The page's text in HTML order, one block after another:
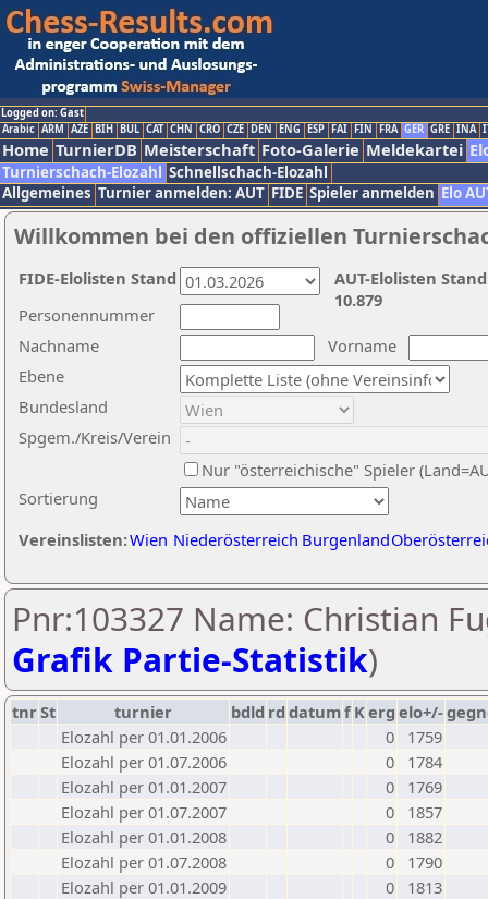
Logged on: Gast
Arabic ARM AZE BIH BUL CAT CHN CRO CZE DEN ENG ESP FAI FIN FRA GER GRE INA
Home TurnierDB Meisterschaft Foto-Galerie Meldekartei
Turnierschach-Elozahl Schnellschach-Elozahl
Allgemeines Turnier anmelden: AUT FIDE Spieler anmelden Elo
Willkommen bei den offiziellen
Nachname
Vorname
Ebene
Sortierung
Personennummer
Bundesland
Spgem./Kreis/Verein
Nur "österreichische" Spieler
Vereinslisten:Wien Niederösterreich Burgenland
AUT-Elolisten
10.879
FIDE-Elolisten Stand
Pnr:103327 Name: Christian
Grafik Partie-Statistik)
tnrSt turnier bdld rd datumf Kerg elo+/-
Elozahl per 01.01.2006
0
1759
Elozahl per 01.07.2006
0
1784
Elozahl per 01.01.2007
0
1769
Elozahl per 01.07.2007
0
1857
Elozahl per 01.01.2008
0
1882
Elozahl per 01.07.2008
0
1790
Elozahl per 01.01.2009
0
1813